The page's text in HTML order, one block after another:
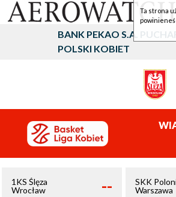
BANK PEKAO S.A.
POLSKI KOBIET
1KS Ślęza
Wrocław
--
SKK
Warszawa
Ta strona